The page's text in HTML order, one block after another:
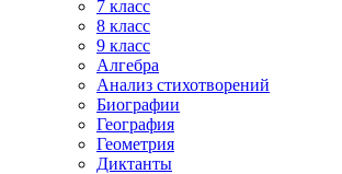
7 класс
8 класс
9 класс
Алгебра
Анализ стихотворений
Биографии
География
Геометрия
Диктанты